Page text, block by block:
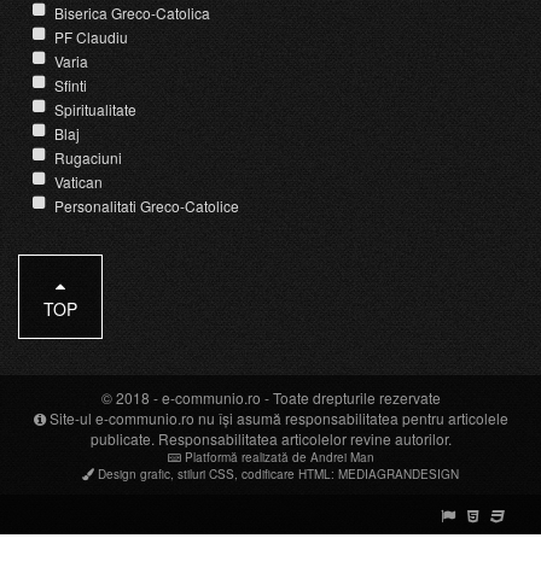
Biserica Greco-Catolica
PF Claudiu
Varia
Sfinti
Spiritualitate
Blaj
Rugaciuni
Vatican
Personalitati Greco-Catolice
TOP
© 2018 -e-communio.ro - Toate drepturile rezervate
Site-ul e-communio.ro nu își asumă responsabilitatea pentru articolele
publicate. Responsabilitatea articolelor revine autorilor.
Platformă realizată de Andrei Man
Design grafic stiluri CSS codificare HTML : MEDIAGRANDESIGN